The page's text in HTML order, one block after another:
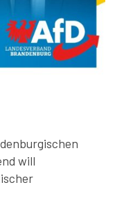
will